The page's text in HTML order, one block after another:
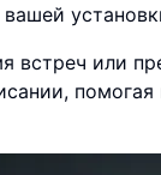
вашей
встреч или